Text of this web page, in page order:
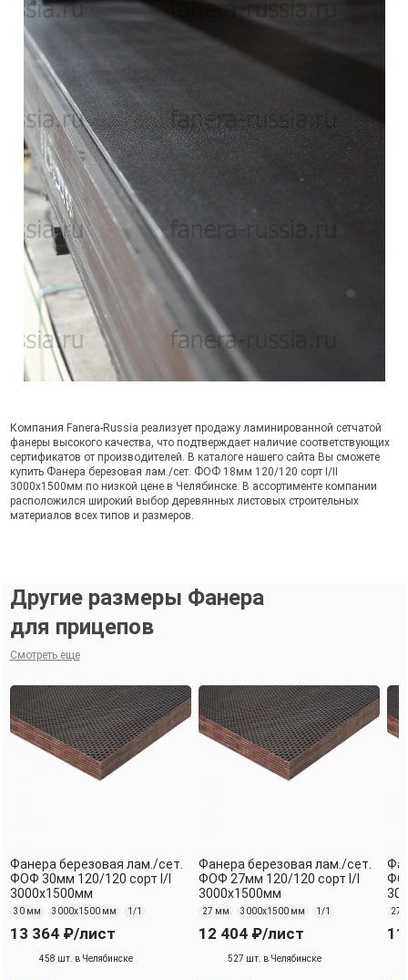
Компания Fanera-Russia реализует продажу ламинированной сетчатой
фанеры высокого качества, что подтверждает наличие соответствующих
сертификатов от производителей. В каталоге нашего сайта Вы сможете
купить Фанера березовая лам./сет. ФОФ 18мм 120/120 сорт I/II
3000х1500мм по низкой цене в Челябинске. В ассортименте компании
расположился широкий выбор деревянных листовых строительных
материалов всех типов и размеров.
Другие размеры Фанера
для прицепов
Смотреть еще
Фанера березовая лам./сет.
ФОФ 30мм 120/120 сорт I/I
3000х1500мм
30 мм 3000х1500 мм 1/1
13 364 ₽/лист
458 шт. в Челябинске
Фанера березовая лам./сет.
ФОФ 27мм 120/120 сорт I/I
3000х1500мм
27 мм 3000х1500 мм 1/1
12 404 ₽/лист
527 шт. в Челябинске
27